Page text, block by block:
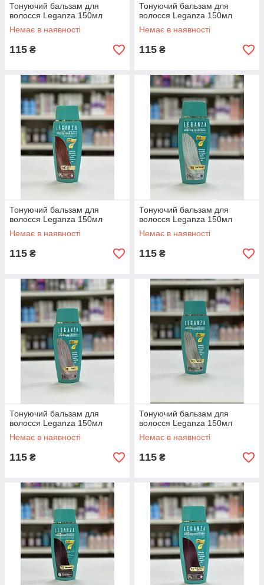
Тонуючий бальзам для
волосся Leganza 150мл
Немає в наявності
115 ₴
Тонуючий бальзам для
волосся Leganza 150мл
Немає в наявності
115 ₴
Тонуючий бальзам для
волосся Leganza 150мл
Немає в наявності
115 ₴
Тонуючий бальзам для
волосся Leganza 150мл
Немає в наявності
115 ₴
Тонуючий бальзам для
волосся Leganza 150мл
Немає в наявності
115 ₴
Тонуючий бальзам для
волосся Leganza 150мл
Немає в наявності
115 ₴